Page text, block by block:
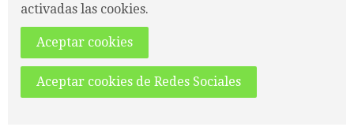
activadas las cookies.
Aceptar cookies
Aceptar cookies de Redes Sociales